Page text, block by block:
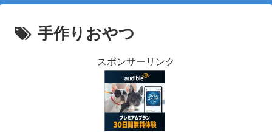
手作りおやつ
スポンサーリンク